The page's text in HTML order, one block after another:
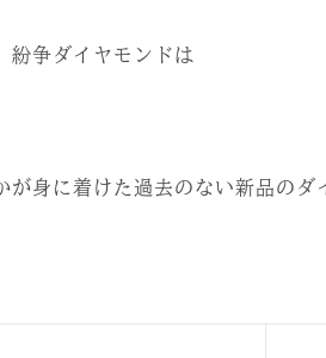
紛争ダイヤモンドは
身に着けた過去のない新品のダ